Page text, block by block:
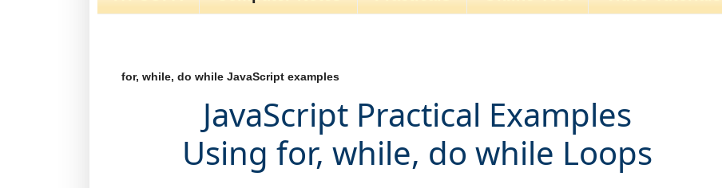
for, while, do while JavaScript examples
JavaScript Practical Examples
Using for, while, do while Loops